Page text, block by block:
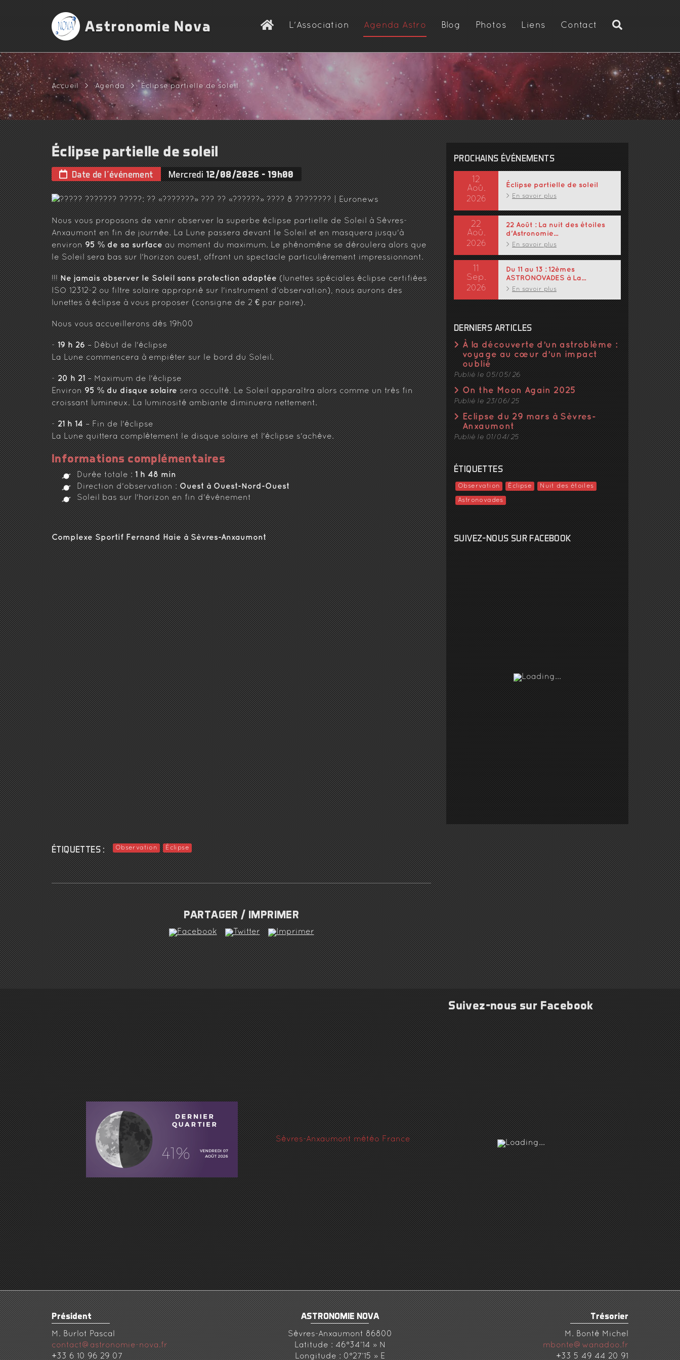
L'Association
L’observatoire
Les équipements
Demande d'adhésion
Agenda Astro Blog Photos Liens Contact
Accueil > Agenda > Éclipse partielle de soleil
Éclipse partielle de soleil
Date de l'événement Mercredi 12/08/2026 - 19h00
Nous vous proposons de venir observer la superbe éclipse partielle de Soleil à Sèvres-
Anxaumont en fin de journée. La Lune passera devant le Soleil et en masquera jusqu'à
environ95 % de sa surfaceau moment du maximum. Le phénomène se déroulera alors que
le Soleil sera bas sur l'horizon ouest, offrant un spectacle particulièrement impressionnant.
!!!Ne jamais observer le Soleil sans protection adaptée(lunettes spéciales éclipse certifiées
ISO 12312-2 ou filtre solaire approprié sur l'instrument d'observation), nous aurons des
lunettes à éclipse à vous proposer (consigne de 2 € par paire).
Nous vous accueillerons dès 19h00
-19 h 26– Début de l'éclipse
La Lune commencera à empiéter sur le bord du Soleil.
-20 h 21– Maximum de l'éclipse
Environ95 % du disque solairesera occulté. Le Soleil apparaîtra alors comme un très fin
croissant lumineux. La luminosité ambiante diminuera nettement.
-21 h 14– Fin de l'éclipse
La Lune quittera complètement le disque solaire et l'éclipse s'achève.
Informations complémentaires
Durée totale :1 h 48 min
Direction d'observation :Ouest à Ouest-Nord-Ouest
Soleil bas sur l'horizon en fin d'événement
Complexe Sportif Fernand Haie à Sèvres-Anxaumont
ÉTIQUETTES : Observation Éclipse
PARTAGER / IMPRIMER
PROCHAINS ÉVÉNEMENTS
12
Aoû.
2026
Éclipse partielle de soleil
En savoir plus
22
Aoû.
2026
22 Août : La nuit des étoiles
d'Astronomie...
En savoir plus
Sep.
2026
Du 11 au 13 : 12èmes
ASTRONOVADES à La...
En savoir plus
DERNIERS ARTICLES
À la découverte d’un astroblème :
voyage au cœur d’un impact
oublié
Publié le 05/05/26
On the Moon Again 2025
Publié le 23/06/25
Eclipse du 29 mars à Sèvres-
Anxaumont
Publié le 01/04/25
ÉTIQUETTES
Observation Éclipse Nuit des étoiles
Astronovades
SUIVEZ-NOUS SUR FACEBOOK
Sèvres-Anxaumont météo France
Suivez-nous sur Facebook
Président
M. Burlot Pascal
contact@astronomie-nova.fr
+33 6 10 96 29 07
ASTRONOMIE NOVA
Sèvres-Anxaumont 86800
Latitude : 46°34’14 » N
Longitude : 0°27’15 » E
Trésorier
M. Bonté Michel
mbonte@wanadoo.fr
+33 5 49 44 20 91